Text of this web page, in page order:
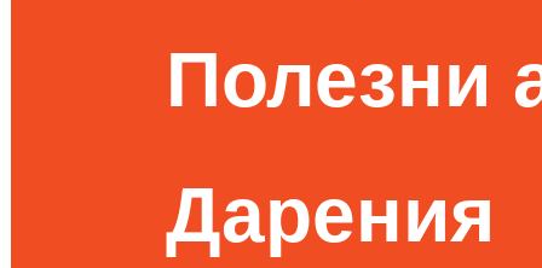
Полезни
Дарения